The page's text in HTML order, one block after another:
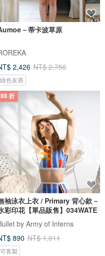
－蒂卡波草原
2,426 NT$ 2,756
綠色友善
88 折
袖泳衣上衣 / Primary 背心款－
彩印花【單品販售】034WATE
by Army of Interns
890 NT$ 1,011
可客製